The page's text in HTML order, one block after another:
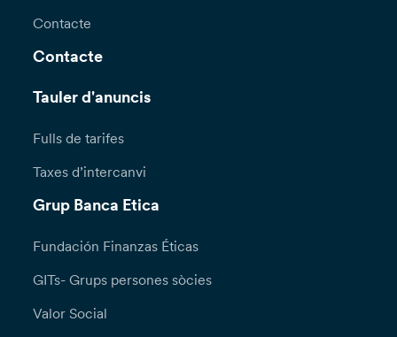
Contacte
Contacte
Tauler d'anuncis
Fulls de tarifes
Taxes d’intercanvi
Grup Banca Etica
Fundación Finanzas Éticas
GITs- Grups persones sòcies
Valor Social